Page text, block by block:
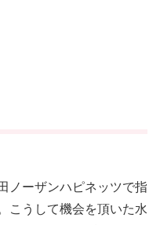
ノーザンハピネッツで指
こうして機会を頂いた水